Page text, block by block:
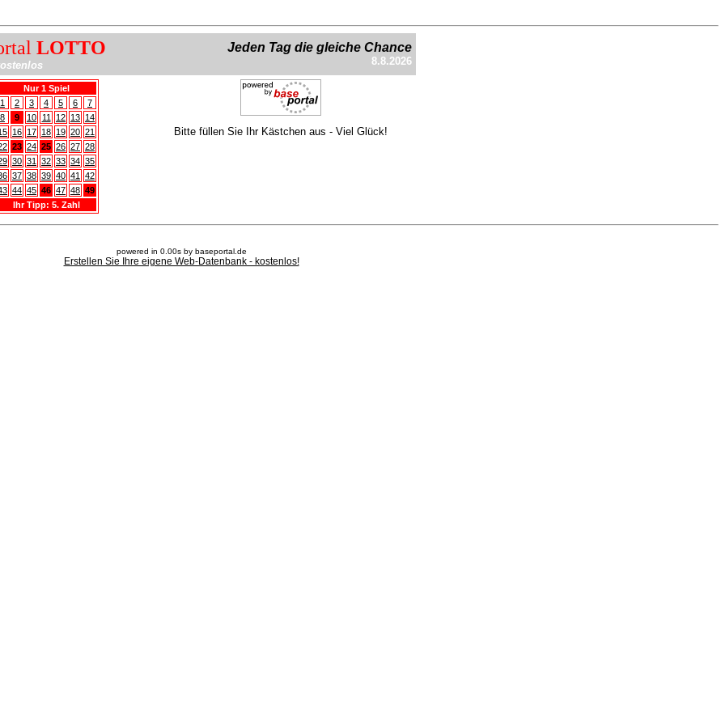
LOTTO Jeden Tag die gleiche Chance
8.8.2026
Nur 1 Spiel
1
2 3 4 5 6
7
8
9 10 11 12 13 14
16 17 18 19 20 21
23 24 25 26 27 28
30 31 32 33 34 35
37 38 39 40 41
42
44 45 46 47 48 49
Ihr Tipp: 5. Zahl
Bitte füllen Sie Ihr Kästchen aus - Viel Glück!
powered in 0.00s by baseportal.de
Erstellen Sie Ihre eigene Web-Datenbank - kostenlos!